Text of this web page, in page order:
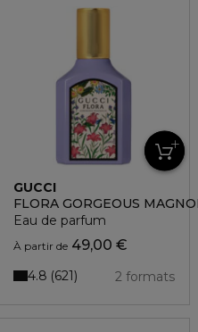
GUCCI
FLORA GORGEOUS
Eau de parfum
À partir de49,00 €
2 formats
4.8 621